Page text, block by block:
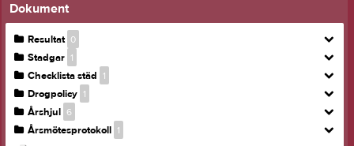
Dokument
Resultat 0
Stadgar 1
Checklista städ 1
Drogpolicy 1
Årshjul 6
Årsmötesprotokoll 1